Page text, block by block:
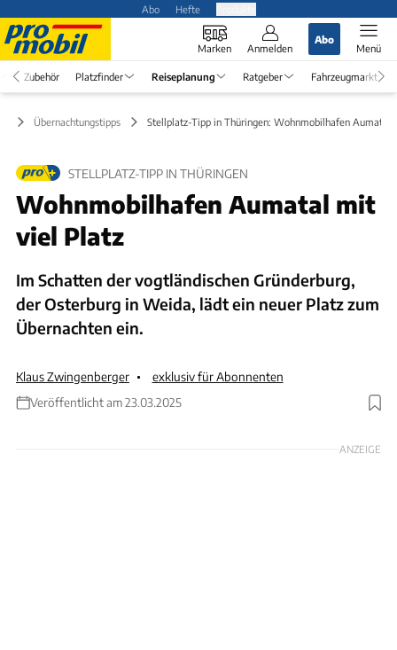
Abo Hefte
Marken Anmelden
Abo
Menü
Zubehör Platzfinder Reiseplanung Ratgeber Fahrzeugmarkt
Übernachtungstipps Stellplatz-Tipp in Thüringen: Wohnmobilhafen Aumatal
STELLPLATZ-TIPP IN THÜRINGEN
Wohnmobilhafen Aumatal mit
viel Platz
Im Schatten der vogtländischen Gründerburg,
der Osterburg in Weida, lädt ein neuer Platz zum
Übernachten ein.
Klaus Zwingenberger
exklusiv für Abonnenten
Veröffentlicht am 23.03.2025
Foto: Klaus Zwingenberger
ANZEIGE